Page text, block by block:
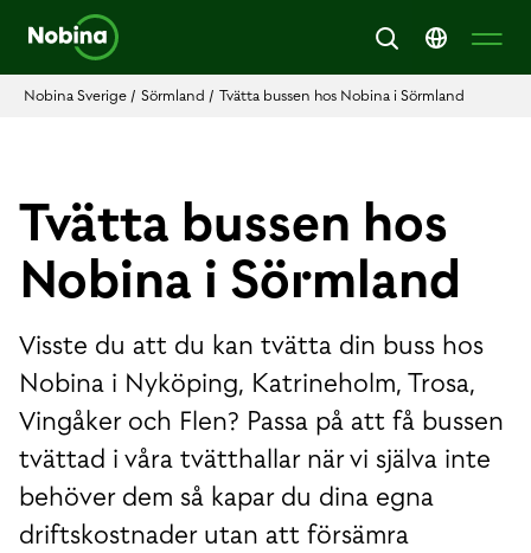
Nobina Sverige / Sörmland / Tvätta bussen hos Nobina i Sörmland
Tvätta bussen hos
Nobina i Sörmland
Visste du att du kan tvätta din buss hos
Nobina i Nyköping, Katrineholm, Trosa,
Vingåker och Flen? Passa på att få bussen
tvättad i våra tvätthallar när vi själva inte
behöver dem så kapar du dina egna
driftskostnader utan att försämra